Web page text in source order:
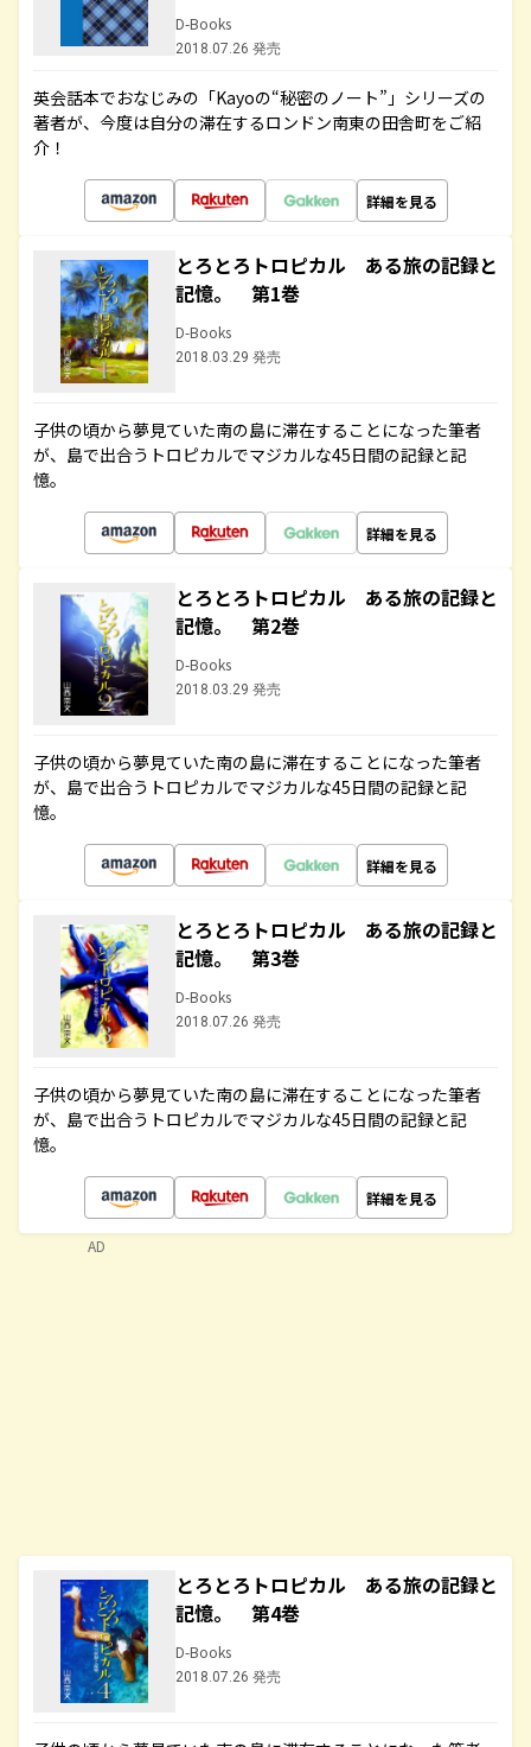
D-Books
2018.07.26 発売
英会話本でおなじみの「Kayoの“秘密のノート”」シリーズの
著者が、今度は自分の滞在するロンドン南東の田舎町をご紹
介！
詳細を見る
とろとろトロピカル ある旅の記録と
記憶。 第1巻
D-Books
2018.03.29 発売
子供の頃から夢見ていた南の島に滞在することになった筆者
が、島で出合うトロピカルでマジカルな45日間の記録と記
憶。
詳細を見る
とろとろトロピカル ある旅の記録と
記憶。 第2巻
D-Books
2018.03.29 発売
子供の頃から夢見ていた南の島に滞在することになった筆者
が、島で出合うトロピカルでマジカルな45日間の記録と記
憶。
詳細を見る
とろとろトロピカル ある旅の記録と
記憶。 第3巻
D-Books
2018.07.26 発売
子供の頃から夢見ていた南の島に滞在することになった筆者
が、島で出合うトロピカルでマジカルな45日間の記録と記
憶。
詳細を見る
とろとろトロピカル ある旅の記録と
記憶。 第4巻
D-Books
2018.07.26 発売
AD